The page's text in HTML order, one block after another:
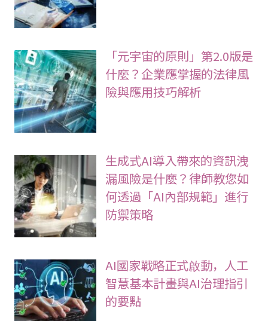
「元宇宙的原則」第2.0版是
什麼？企業應掌握的法律風
險與應用技巧解析
生成式AI導入帶來的資訊洩
漏風險是什麼？律師教您如
何透過「AI內部規範」進行
防禦策略
AI國家戰略正式啟動，人工
智慧基本計畫與AI治理指引
的要點